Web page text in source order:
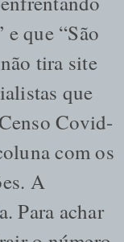
que “São
tira site
que
Covid-
com os
A
Para achar